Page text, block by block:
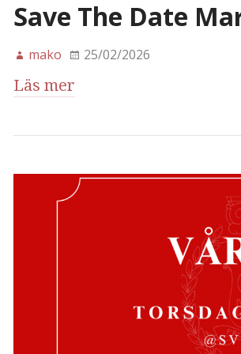
Save The Date
mako 25/02/2026
Läs mer